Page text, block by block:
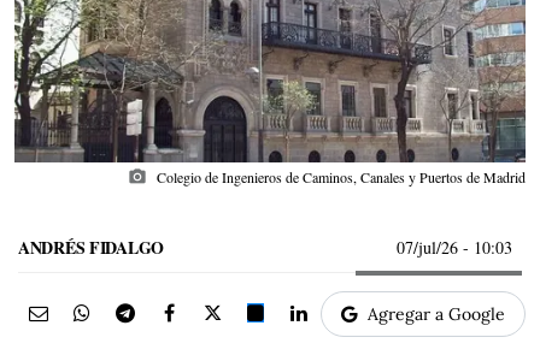
photo_camera Colegio de Ingenieros de Caminos, Canales y Puertos de Madrid
ANDRÉS FIDALGO 07/jul/26 - 10:03
Agregar a Google